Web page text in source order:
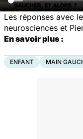
Les réponses avec
neurosciences et
En savoir plus :
ENFANT MAIN